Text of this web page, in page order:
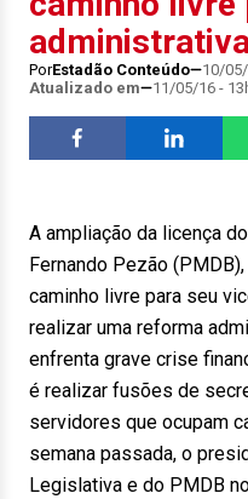
PorEstadão Conteúdo 10/
Atualizado em
11/05/16 -
A ampliação da licença
Fernando Pezão
caminho livre para seu
realizar uma reforma
enfrenta grave crise
é realizar fusões de
servidores que ocupam
semana passada, o
Legislativa e do PMDB